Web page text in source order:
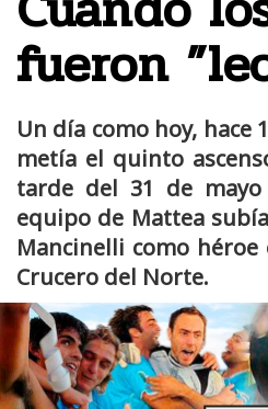
fueron
Un día como hoy, hace
metía el quinto
tarde del 31 de mayo
equipo de Mattea
Mancinelli como
Crucero del Norte.